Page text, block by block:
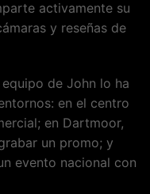
activamente su
y reseñas de
de John lo ha
en el centro
en Dartmoor,
un promo; y
evento nacional con